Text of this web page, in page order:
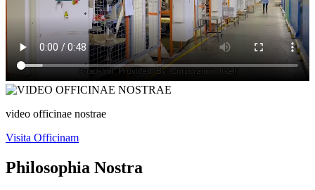
video officinae nostrae
Visita Officinam
Philosophia Nostra